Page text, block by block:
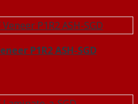
P1R2 ASH-SGD